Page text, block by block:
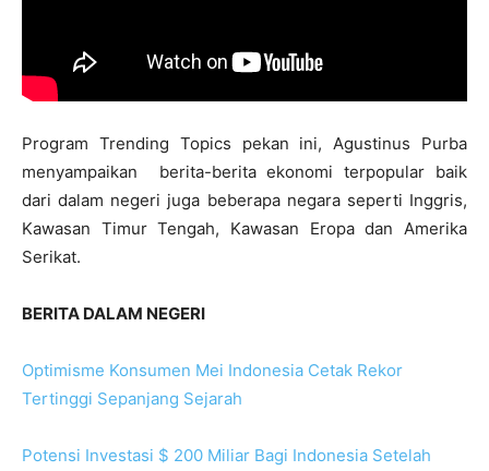
Program Trending Topics pekan ini, Agustinus Purba
menyampaikan berita-berita ekonomi terpopular baik
dari dalam negeri juga beberapa negara seperti Inggris,
Kawasan Timur Tengah, Kawasan Eropa dan Amerika
Serikat.
BERITA DALAM NEGERI
Optimisme Konsumen Mei Indonesia Cetak Rekor
Tertinggi Sepanjang Sejarah
Potensi Investasi $ 200 Miliar Bagi Indonesia Setelah